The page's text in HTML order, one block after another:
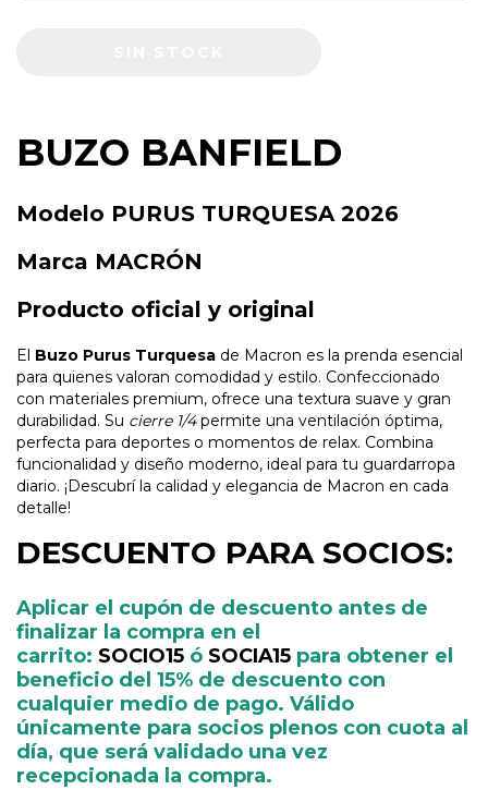
BUZO BANFIELD
Modelo PURUS TURQUESA 2026
Marca MACRÓN
Producto oficial y original
El Buzo Purus Turquesa de Macron es la prenda esencial
para quienes valoran comodidad y estilo. Confeccionado
con materiales premium, ofrece una textura suave y gran
durabilidad. Su cierre 1/4permite una ventilación óptima,
perfecta para deportes o momentos de relax. Combina
funcionalidad y diseño moderno, ideal para tu guardarropa
diario. ¡Descubrí la calidad y elegancia de Macron en cada
detalle!
DESCUENTO PARA SOCIOS:
Aplicar el cupón de descuento antes de
finalizar la compra en el
carrito: SOCIO15 ó SOCIA15 para obtener el
beneficio del 15% de descuento con
cualquier medio de pago. Válido
únicamente para socios plenos con cuota al
día, que será validado una vez
recepcionada la compra.